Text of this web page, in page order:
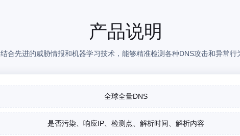
产品说明
结合先进的威胁情报和机器学习技术，能够精准检测各种DNS攻击和异常行
全球全量DNS
是否污染、响应IP、检测点、解析时间、解析内容